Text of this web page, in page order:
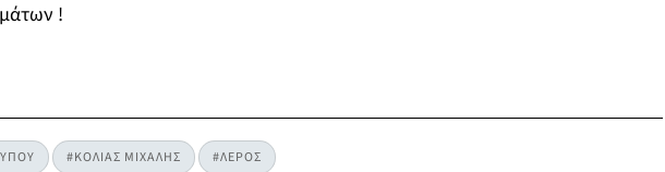
!
#ΚΟΛΙΑΣ ΜΙΧΑΛΗΣ #ΛΕΡΟΣ